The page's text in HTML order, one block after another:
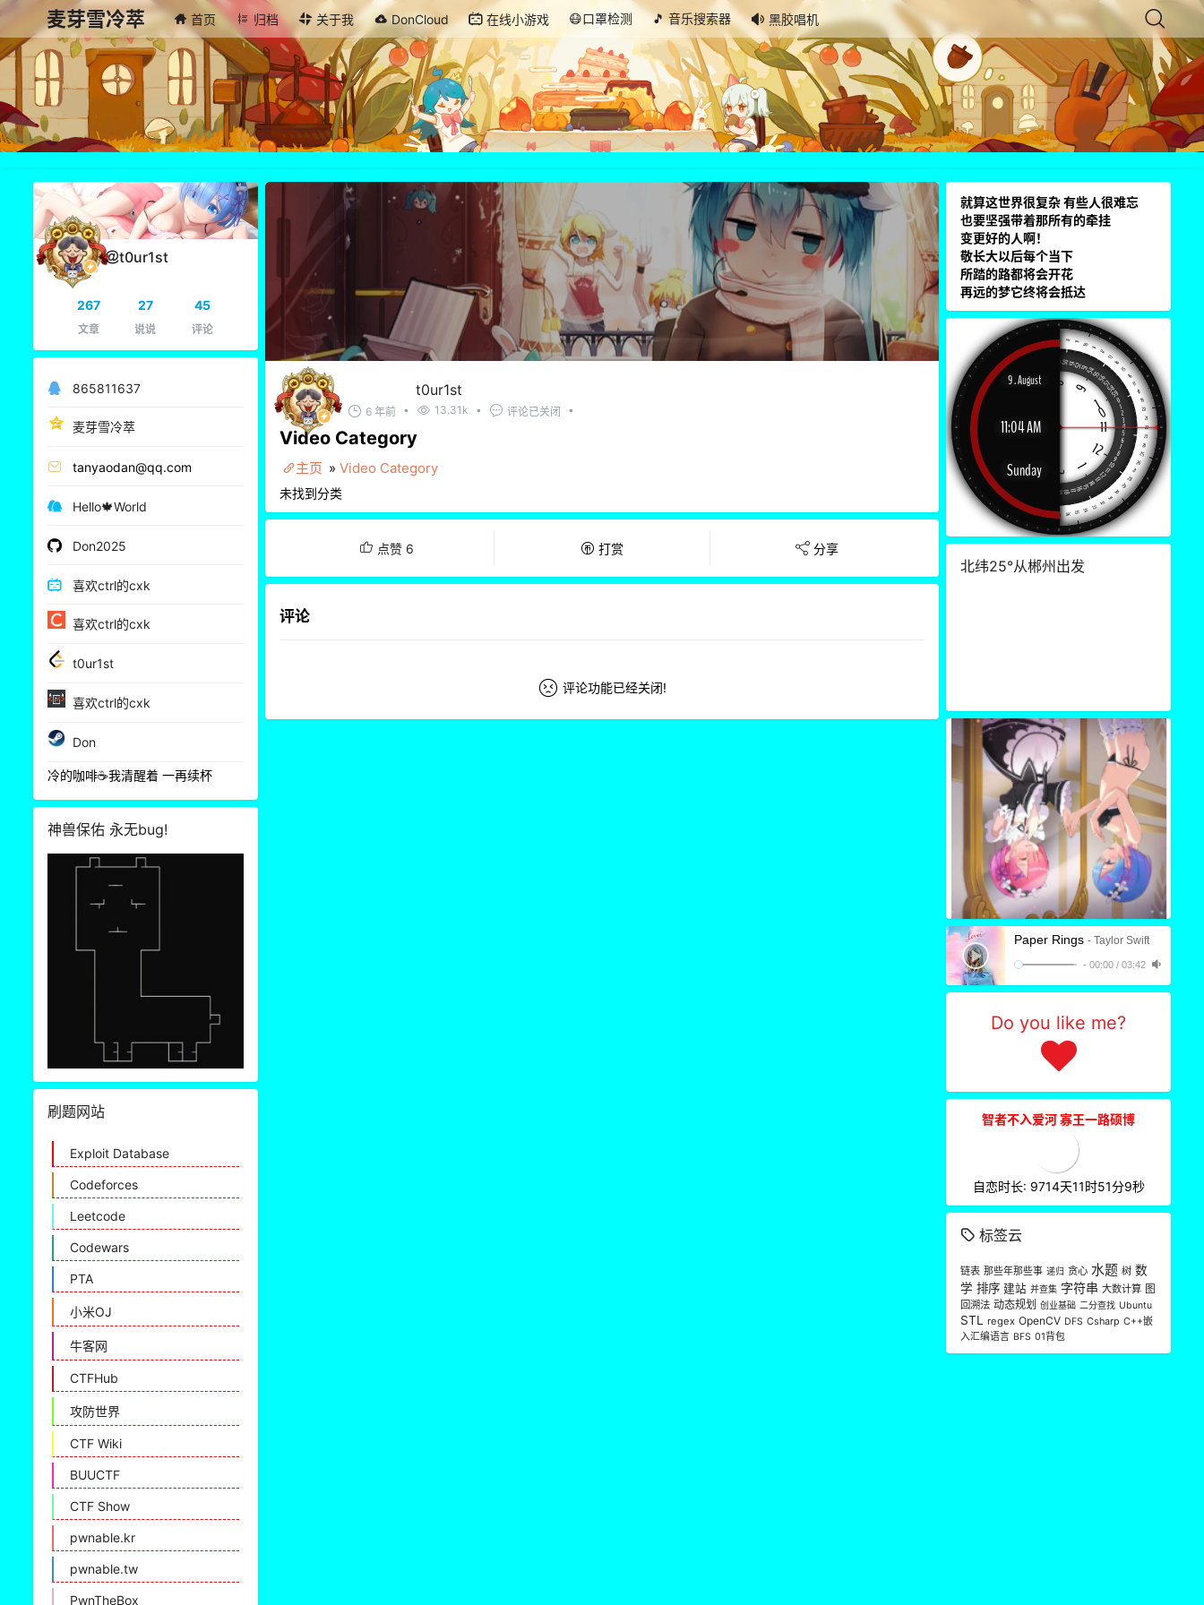
麦芽雪冷萃 首页 归档 关于我 DonCloud 在线小游戏 😷口罩检测 🎵 音乐搜索器 黑胶唱机
t0ur1st
267
文章
27
说说
45
评论
865811637
麦芽雪冷萃
tanyaodan@qq.com
Hello🍁World
Don2025
喜欢ctrl的cxk
喜欢ctrl的cxk
t0ur1st
喜欢ctrl的cxk
Don
冷的咖啡☕我清醒着 一再续杯
神兽保佑 永无bug!
刷题网站
Exploit Database
Codeforces
Leetcode
Codewars
PTA
小米OJ
牛客网
CTFHub
攻防世界
CTF Wiki
BUUCTF
CTF Show
pwnable.kr
pwnable.tw
PwnTheBox
t0ur1st
6 年前 • 13.31k • 评论已关闭 •
Video Category
主页 » Video Category
未找到分类
点赞 6 打赏 分享
评论
评论功能已经关闭!
就算这世界很复杂 有些人很难忘
也要坚强带着那所有的牵挂
变更好的人啊！
敬长大以后每个当下
所踏的路都将会开花
再远的梦它终将会抵达
2
2
2
3
3
3
3
3
北纬25°从郴州出发
Paper Rings - Taylor Swift
- 00:00 / 03:42
Do you like me?
智者不入爱河 寡王一路硕博
自恋时长: 9714天11时51分9秒
标签云
链表 那些年那些事 递归 贪心 水题 树 数
学 排序 建站 并查集 字符串 大数计算 图
回溯法 动态规划 创业基础 二分查找 Ubuntu
STL regex OpenCV DFS Csharp C++嵌
入汇编语言 BFS 01背包